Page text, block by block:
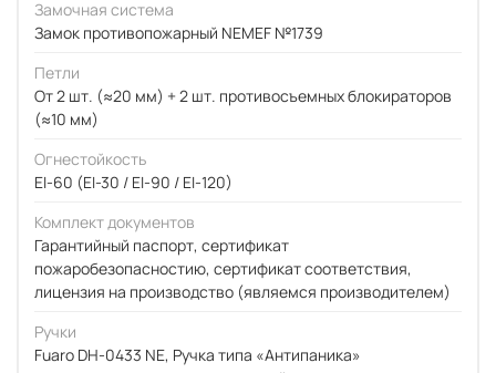
Замочная система
Замок противопожарный NEMEF №1739
Петли
От 2 шт. (≈20 мм) + 2 шт. противосъемных блокираторов
(≈10 мм)
Огнестойкость
EI-60 (EI-30 / EI-90 / EI-120)
Комплект документов
Гарантийный паспорт, сертификат
пожаробезопасностию, сертификат соответствия,
лицензия на производство (являемся производителем)
Ручки
Fuaro DH-0433 NE, Ручка типа «Антипаника»